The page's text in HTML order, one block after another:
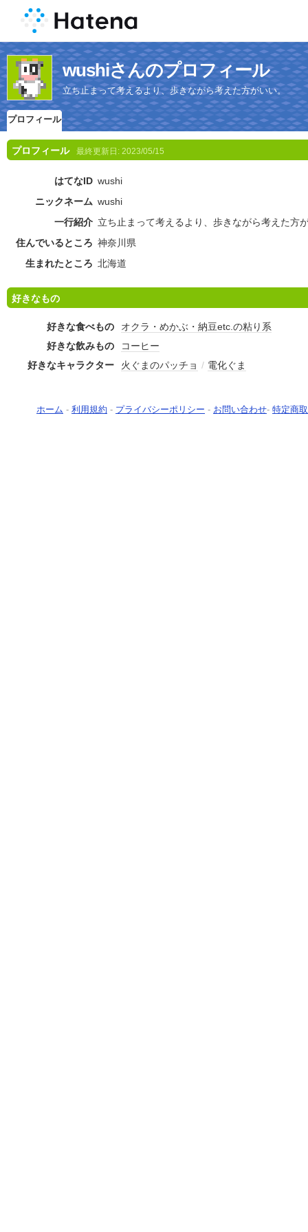
wushiさんのプロフィール
立ち止まって考えるより、歩きながら考えた方がいい。
プロフィール
プロフィール 最終更新日: 2023/05/15
はてなID wushi
ニックネーム wushi
一行紹介 立ち止まって考えるより、歩きながら考えた方
住んでいるところ 神奈川県
生まれたところ 北海道
好きなもの
好きな食べもの
オクラ・めかぶ・納豆etc.の粘り系
好きな飲みもの
コーヒー
好きなキャラクター
火ぐまのパッチョ / 電化ぐま
ホーム - 利用規約 - プライバシーポリシー - お問い合わせ- 特定商